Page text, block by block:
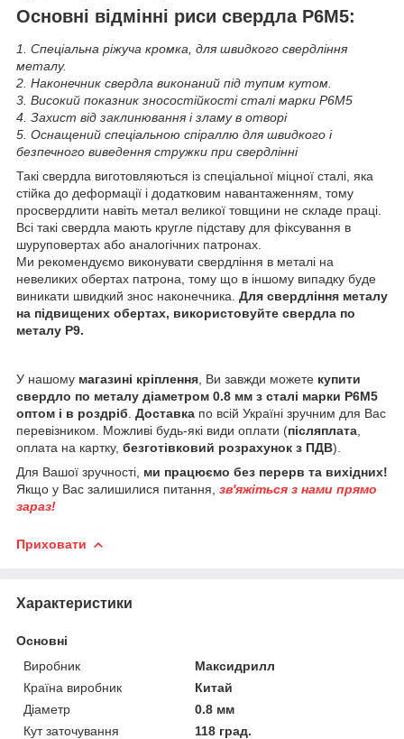
Основні відмінні риси свердла Р6М5:
1. Спеціальна ріжуча кромка, для швидкого свердління
металу.
2. Наконечник свердла виконаний під тупим кутом.
3. Високий показник зносостійкості сталі марки Р6М5
4. Захист від заклинювання і зламу в отворі
5. Оснащений спеціальною спіраллю для швидкого і
безпечного виведення стружки при свердлінні
Такі свердла виготовляються із спеціальної міцної сталі, яка
стійка до деформації і додатковим навантаженням, тому
просвердлити навіть метал великої товщини не складе праці.
Всі такі свердла мають кругле підставу для фіксування в
шуруповертах або аналогічних патронах.
Ми рекомендуємо виконувати свердління в металі на
невеликих обертах патрона, тому що в іншому випадку буде
виникати швидкий знос наконечника. Для свердління металу
на підвищених обертах, використовуйте свердла по
металу Р9.
У нашому магазині кріплення , Ви завжди можете купити
свердло по металу діаметром 0.8 мм з сталі марки Р6М5
оптом і в роздріб Доставка по всій Україні зручним для Вас
перевізником. Можливі будь-які види оплати (післяплата
оплата на картку, безготівковий розрахунок з ПДВ).
Для Вашої зручності, ми працюємо без перерв та вихідних!
Якщо у Вас залишилися питання, зв'яжіться з нами прямо
зараз!
Приховати
Характеристики
Основні
Виробник
Максидрилл
Країна виробник
Китай
Діаметр
0.8 мм
Кут заточування
118 град.